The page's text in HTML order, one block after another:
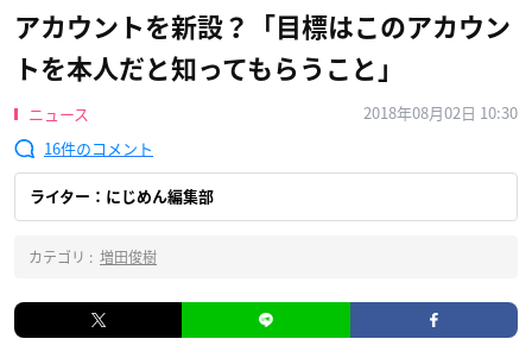
アカウントを新設？「目標はこのアカウン
トを本人だと知ってもらうこと」
ニュース
2018年08月02日 10:30
16
ライター：にじめん編集部
カテゴリ : 増田俊樹